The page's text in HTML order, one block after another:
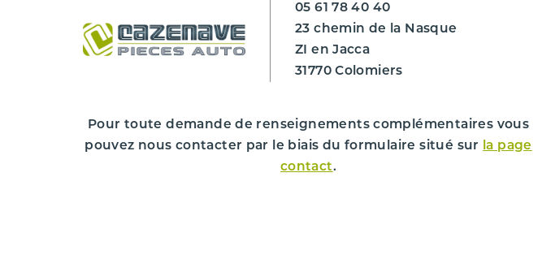
Année de mise en circulation
Kilométrage ***
Cylindrée 1368 cm
05 61 78 40 40
23 chemin de la Nasque
ZI en Jacca
31770 Colomiers
Pour toute demande de renseignements complémentaires vous
pouvez nous contacter par le biais du formulaire situé sur
la page
contact.